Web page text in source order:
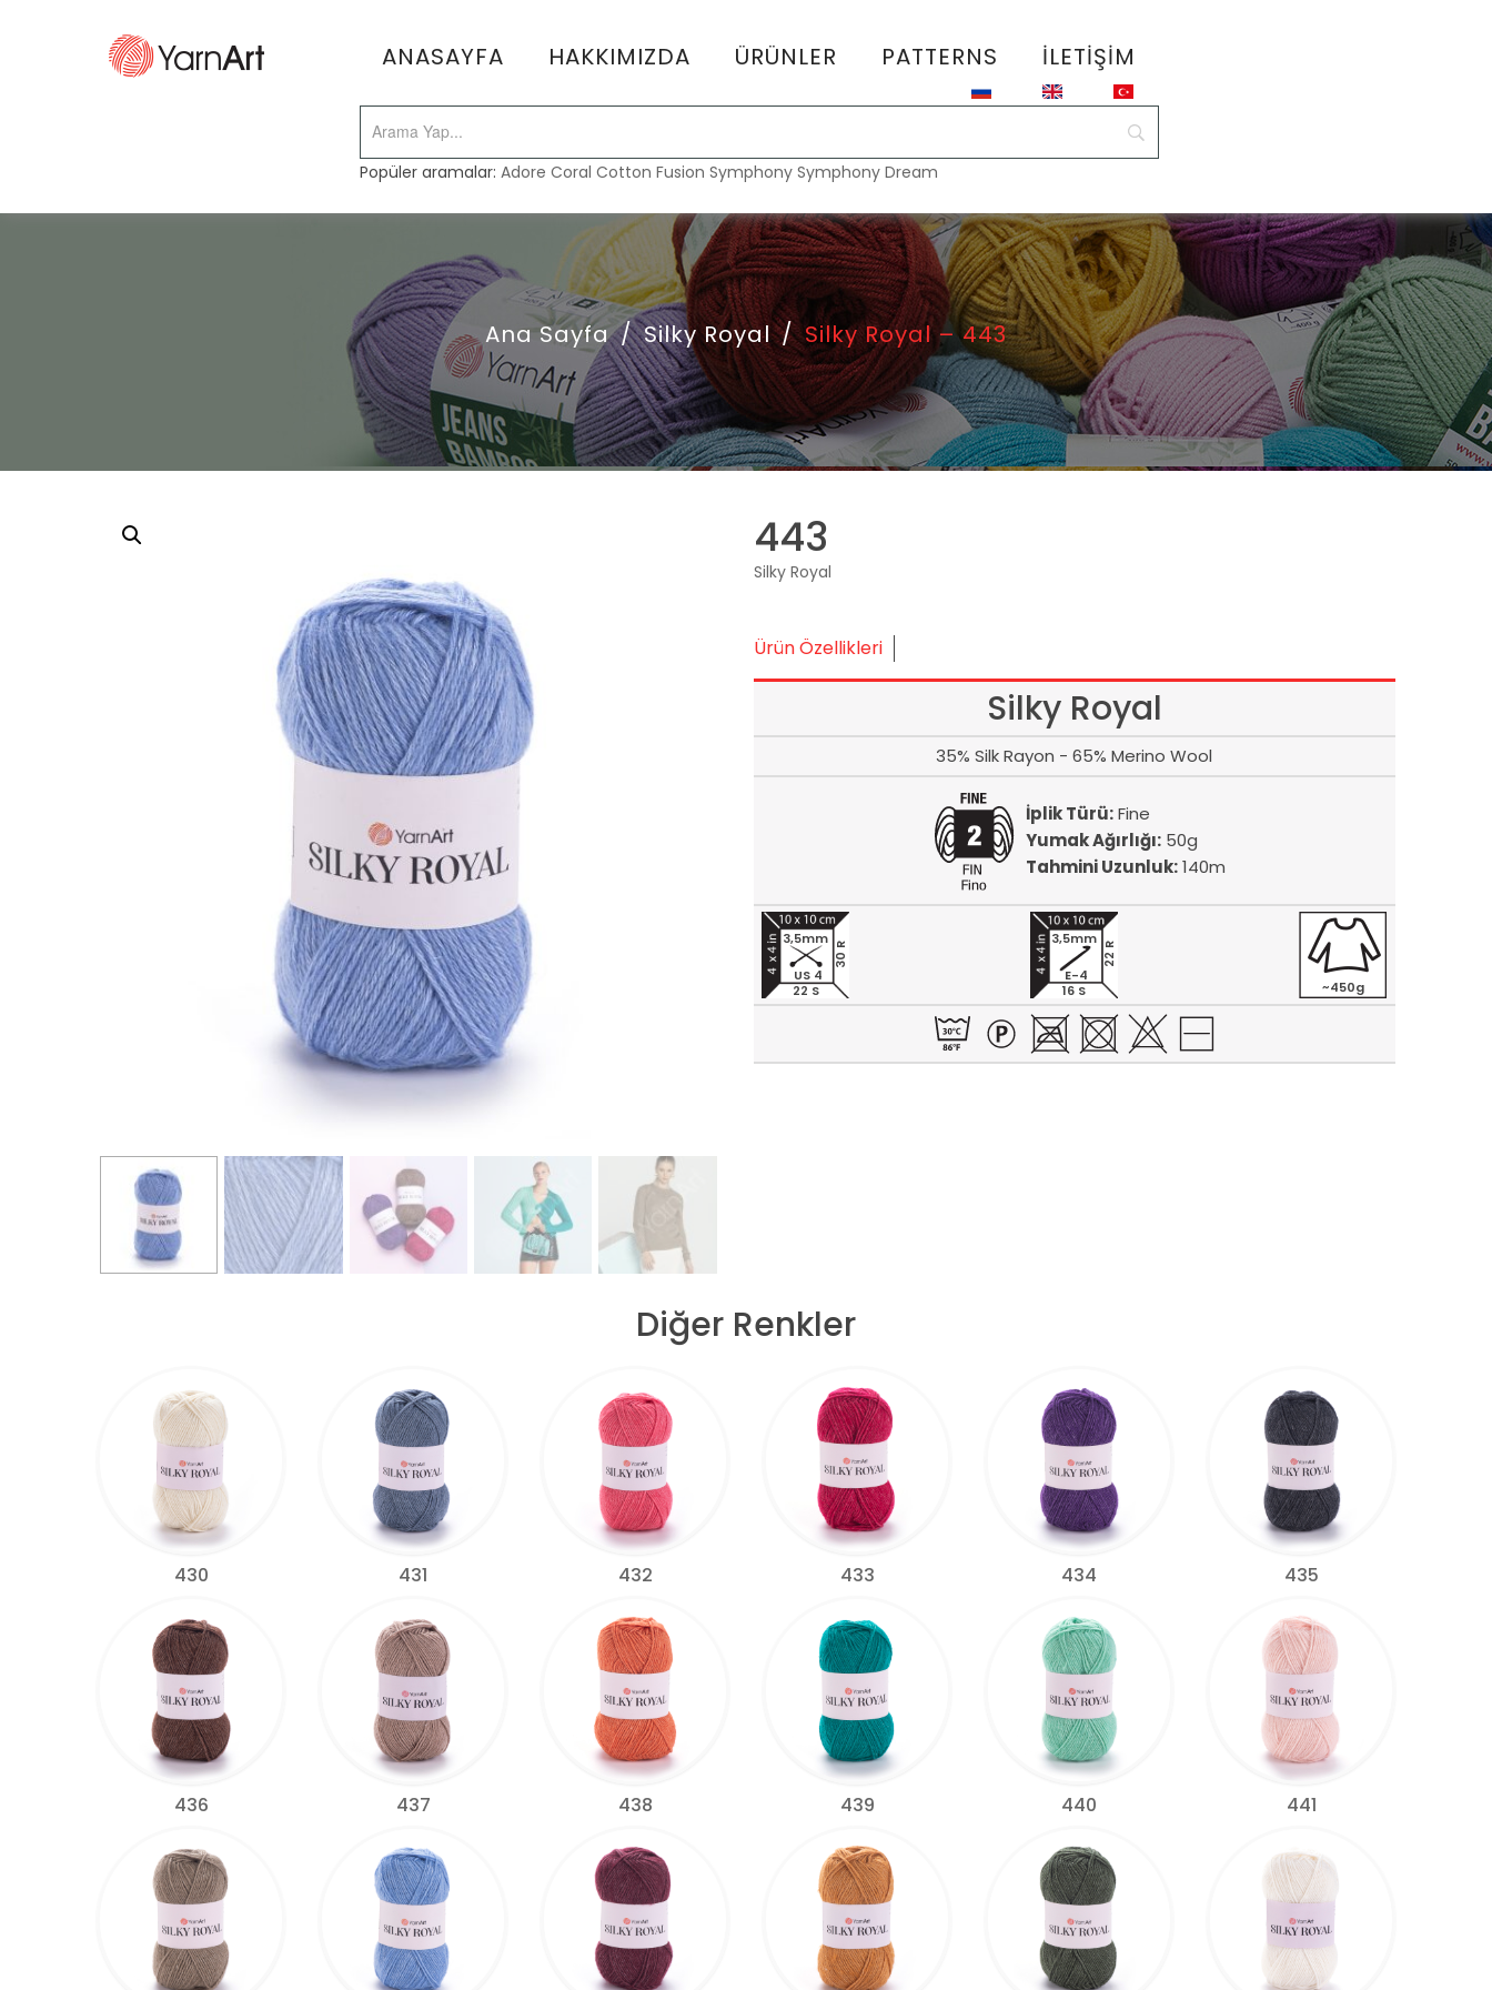
ANASAYFA HAKKIMIZDA ÜRÜNLER PATTERNS İLETIŞIM
Popüler aramalar:Adore Coral Cotton Fusion Symphony Symphony Dream
Ana Sayfa / Silky Royal / Silky Royal – 443
443
Silky Royal
Ürün Özellikleri
Silky Royal
35% Silk Rayon - 65% Merino Wool
İplik Türü:Fine
Yumak Ağırlığı:50g
Tahmini Uzunluk:140m
22 S
30 R
3,5mm
US 4
16 S
22 R
3,5mm
E-4
~450g
Diğer Renkler
430 431 432 433 434 435
436 437 438 439 440 441